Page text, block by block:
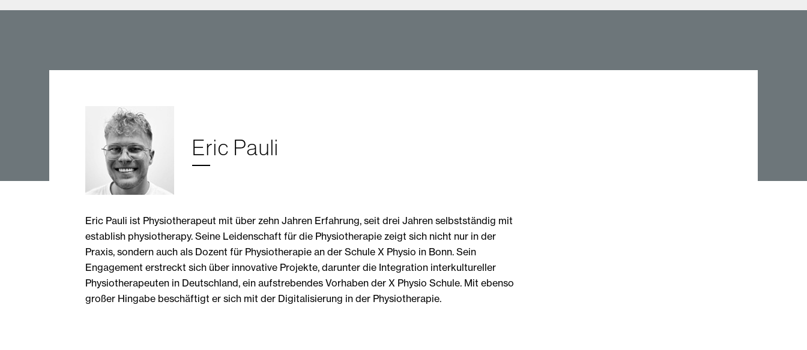
Eric Pauli
Eric Pauli ist Physiotherapeut mit über zehn Jahren Erfahrung, seit drei Jahren selbstständig mit
establish physiotherapy. Seine Leidenschaft für die Physiotherapie zeigt sich nicht nur in der
Praxis, sondern auch als Dozent für Physiotherapie an der Schule X Physio in Bonn. Sein
Engagement erstreckt sich über innovative Projekte, darunter die Integration interkultureller
Physiotherapeuten in Deutschland, ein aufstrebendes Vorhaben der X Physio Schule. Mit ebenso
großer Hingabe beschäftigt er sich mit der Digitalisierung in der Physiotherapie.